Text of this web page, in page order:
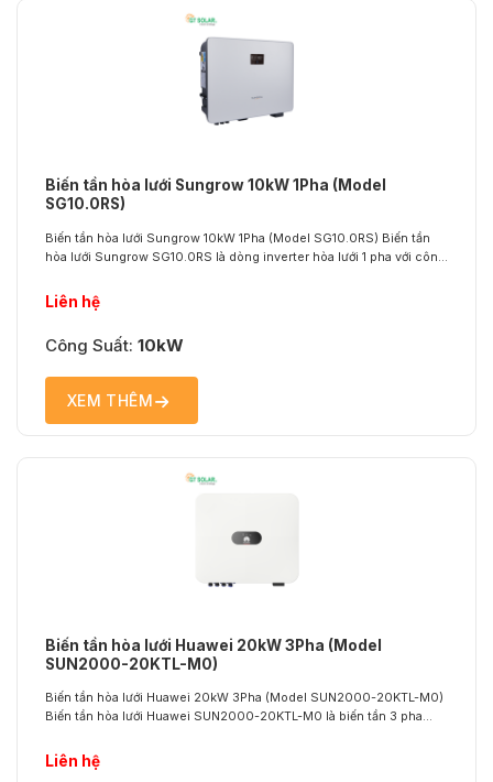
Biến tần hòa lưới Sungrow 10kW 1Pha (Model
SG10.0RS)
Liên hệ
Công Suất: 10kW
XEM THÊM
Biến tần hòa lưới Sungrow 10kW 1Pha (Model SG10.0RS) Biến tần
hòa lưới Sungrow SG10.0RS là dòng inverter hòa lưới 1 pha với công
dụng. Thiết bị có khả năng chuyển đổi dòng điện một chiều (DC) từ
tấm pin năng...
Biến tần hòa lưới Huawei 20kW 3Pha (Model
SUN2000-20KTL-M0)
Liên hệ
Biến tần hòa lưới Huawei 20kW 3Pha (Model SUN2000-20KTL-M0)
Biến tần hòa lưới Huawei SUN2000-20KTL-M0 là biến tần 3 pha
dân dụng cao cấp và thương mại quy mô vừa. Với hiệu suất cao, 2
MPPT linh hoạt, tích hợp bảo...